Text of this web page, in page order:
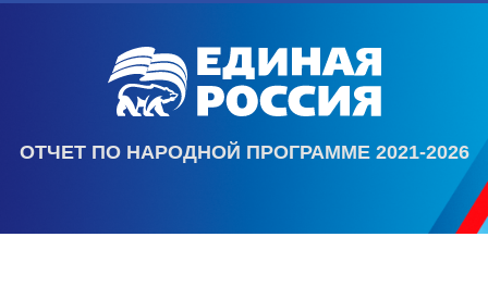
ОТЧЕТ ПО НАРОДНОЙ ПРОГРАММЕ 2021-2026